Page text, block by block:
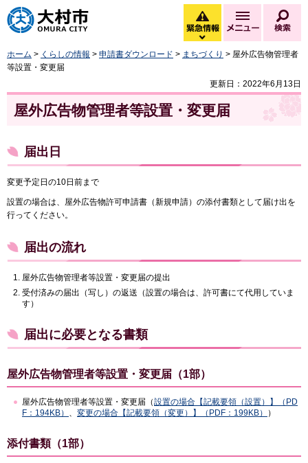
大村市
緊急情報
緊急情報を開く
メニュー
ホーム > くらしの情報 > 申請書ダウンロード > まちづくり > 屋外広告物管理者
等設置・変更届
更新日：2022年6月13日
屋外広告物管理者等設置・変更届
届出日
変更予定日の10日前まで
設置の場合は、屋外広告物許可申請書（新規申請）の添付書類として届け出を
行ってください。
届出の流れ
屋外広告物管理者等設置・変更届の提出
受付済みの届出（写し）の返送（設置の場合は、許可書にて代用していま
す）
届出に必要となる書類
屋外広告物管理者等設置・変更届（1部）
屋外広告物管理者等設置・変更届（設置の場合【記載要領（設置）】（PD
F：194KB）
変更の場合【記載要領（変更）】（PDF：199KB） ）
添付書類（1部）